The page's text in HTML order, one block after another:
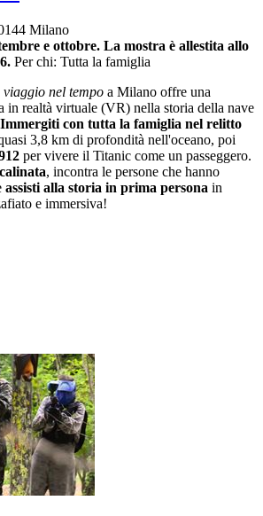
Milano
e ottobre. La mostra è allestita allo
Per chi: Tutta la famiglia
nel tempo a Milano offre una
in realtà virtuale (VR) nella storia della nave
Immergiti con tutta la famiglia nel relitto
3,8 km di profondità nell'oceano, poi
per vivere il Titanic come un passeggero.
, incontra le persone che hanno
assisti alla storia in prima persona in
e immersiva!